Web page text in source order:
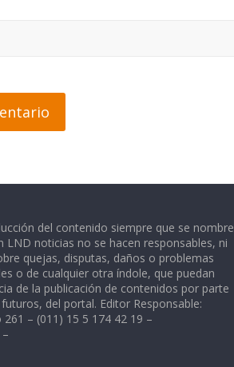
del contenido siempre que se nombre
LND noticias no se hacen responsables, ni
quejas, disputas, daños o problemas
o de cualquier otra índole, que puedan
de la publicación de contenidos por parte
del portal. Editor Responsable:
– (011) 15 5 174 42 19 –
–